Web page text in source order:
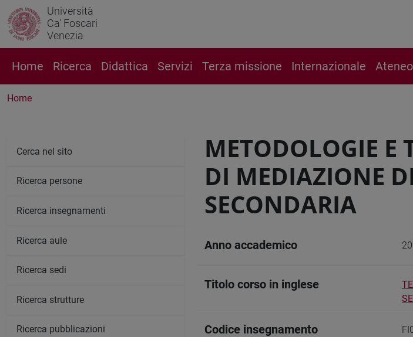
Università
Ca' Foscari
Venezia
Home Ricerca Didattica Servizi Terza missione Internazionale Ateneo
Home
METODOLOGIE E
DI MEDIAZIONE
SECONDARIA
Anno accademico
Titolo corso in inglese
Codice insegnamento
Cerca nel sito
Ricerca persone
Ricerca insegnamenti
Ricerca aule
Ricerca sedi
Ricerca strutture
Ricerca pubblicazioni